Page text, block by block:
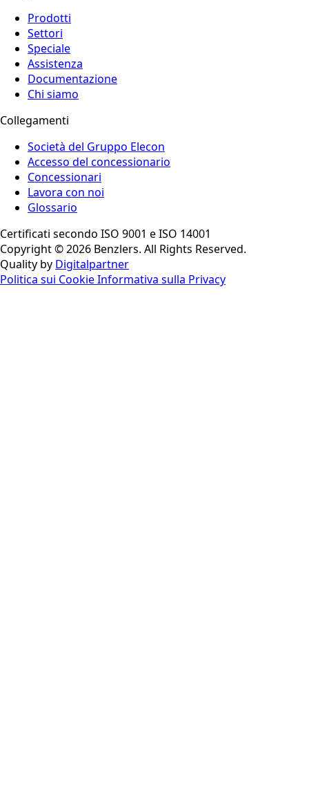
Prodotti
Settori
Speciale
Assistenza
Documentazione
Chi siamo
Collegamenti
Società del Gruppo Elecon
Accesso del concessionario
Concessionari
Lavora con noi
Glossario
Certificati secondo ISO 9001 e ISO 14001
Copyright © 2026 Benzlers. All Rights Reserved.
Quality by Digitalpartner
Politica sui CookieInformativa sulla Privacy